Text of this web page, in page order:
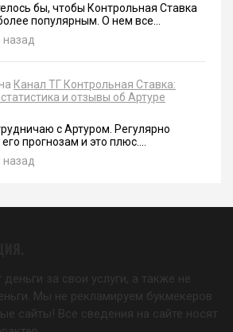
бы, чтобы Контрольная Ставка
популярным. О нем все...
Канал ТГ Контрольная Ставка:
и отзывы об Артуре
с Артуром. Регулярно
прогнозам и это плюс....
за свои услуги, а также не
Мы не рекламируем букмекеров
сайты! Все сведения на сайте носят